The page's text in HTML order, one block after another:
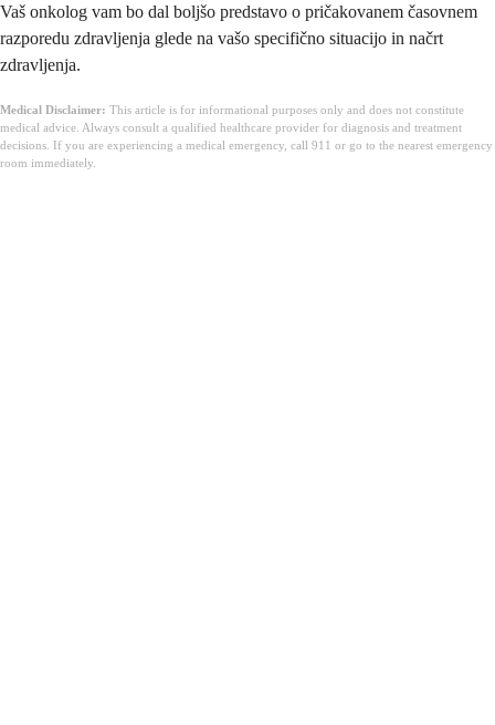
Vaš onkolog vam bo dal boljšo predstavo o pričakovanem časovnem
razporedu zdravljenja glede na vašo specifično situacijo in načrt
zdravljenja.
Medical Disclaimer: This article is for informational purposes only and does not constitute
medical advice. Always consult a qualified healthcare provider for diagnosis and treatment
decisions. If you are experiencing a medical emergency, call 911 or go to the nearest emergency
room immediately.